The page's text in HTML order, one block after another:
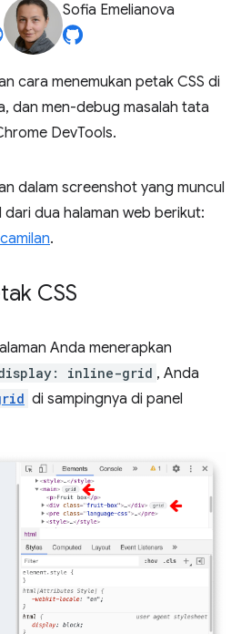
Sofia Emelianova
cara menemukan petak CSS di
dan men-debug masalah tata
DevTools.
dalam screenshot yang muncul
dari dua halaman web berikut:
.
CSS
Anda menerapkan
inline-grid , Anda
di sampingnya di panel